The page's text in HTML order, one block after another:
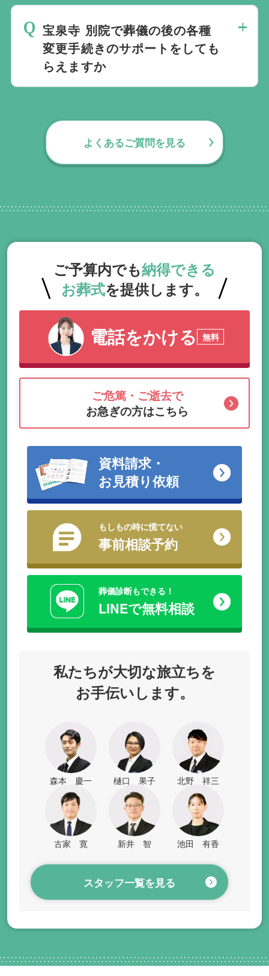
点がありましたらお気軽にご相談くださ
い。
要望にお応えしております。
宝泉寺 別院で葬儀の後の各種
変更手続きのサポートをしても
らえますか
の手続きとお答えになる方が70パーセント
以上でして、お客様が日常にお戻りいただ
くまでの期間、回数の制限なく、当社の専
よくあるご質問を見る
ご予算内でも納得できる
お葬式を提供します。
電話をかける 無料
ご危篤・ご逝去で
お急ぎの方はこちら
資料請求・
お見積り依頼
もしもの時に慌てない
事前相談予約
葬儀診断もできる！
LINEで無料相談
私たちが大切な旅立ちを
お手伝いします。
森本 慶一 樋口 果子 北野 祥三
古家 寛 新井 智 池田 有香
スタッフ一覧を見る